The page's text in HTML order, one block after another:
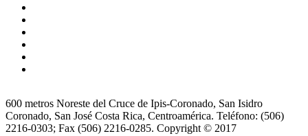
600 metros Noreste del Cruce de Ipis-Coronado, San Isidro
Coronado, San José Costa Rica, Centroamérica. Teléfono: (506)
2216-0303; Fax (506) 2216-0285. Copyright © 2017